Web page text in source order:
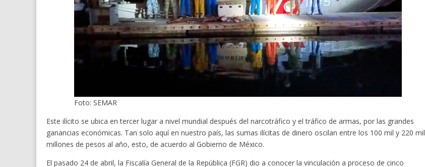
Foto: SEMAR
Este ilícito se ubica en tercer lugar a nivel mundial después del narcotráfico y el tráfico de armas, por las grandes
ganancias económicas. Tan solo aquí en nuestro país, las sumas ilícitas de dinero oscilan entre los 100 mil y 220 mil
millones de pesos al año, esto, de acuerdo al Gobierno de México.
El pasado 24 de abril, la Fiscalía General de la República (FGR) dio a conocer la vinculación a proceso de cinco